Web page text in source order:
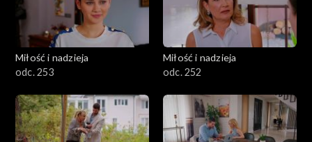
Miłość i nadzieja
odc. 253
Miłość i nadzieja
odc. 252